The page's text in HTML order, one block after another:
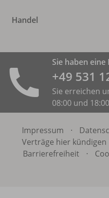
Handel
Sie haben eine
+49 531
Sie erreichen
08:00 und
Impressum ·
Verträge hier kündigen
Barrierefreiheit
·